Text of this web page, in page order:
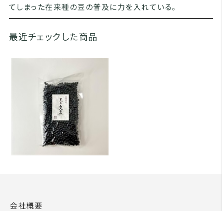
てしまった在来種の豆の普及に力を入れている。
最近チェックした商品
会社概要